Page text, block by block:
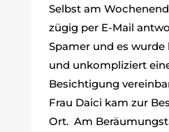
Selbst am
zügig per E-Mail
Spamer und es
und unkompliziert
Besichtigung
Frau Daici kam zur
Ort. Am